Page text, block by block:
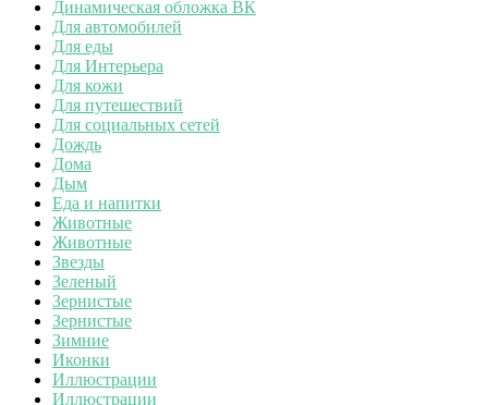
Динамическая обложка ВК
Для автомобилей
Для еды
Для Интерьера
Для кожи
Для путешествий
Для социальных сетей
Дождь
Дома
Дым
Еда и напитки
Животные
Животные
Звезды
Зеленый
Зернистые
Зернистые
Зимние
Иконки
Иллюстрации
Иллюстрации